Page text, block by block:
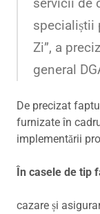
servicii de
specialiștii
Zi”, a
general
De precizat
furnizate în
implementării
În casele de tip
cazare și